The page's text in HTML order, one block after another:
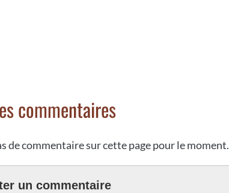
commentaires
de commentaire sur cette page pour le moment.
un commentaire